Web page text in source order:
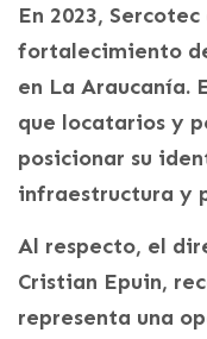
En 2023,
fortalecimiento
en La Araucanía.
que locatarios y
posicionar su
infraestructura y
Al respecto, el
Cristian Epuin,
representa una